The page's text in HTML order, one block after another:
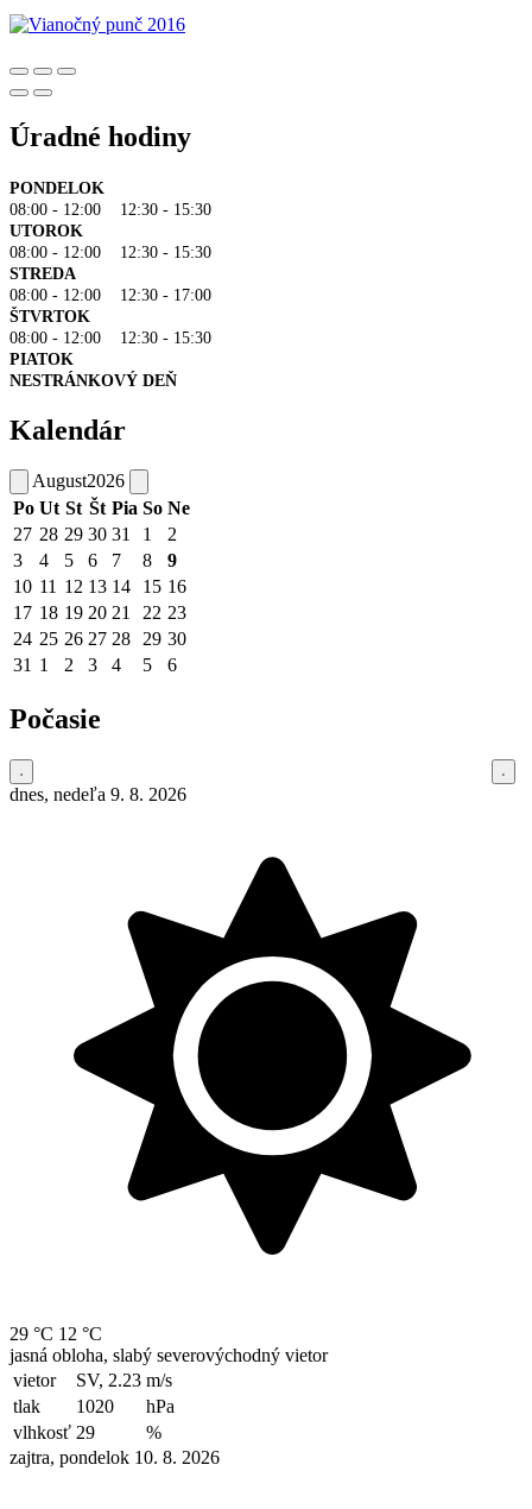
Úradné hodiny
PONDELOK
08:00 - 12:00 12:30 - 15:30
UTOROK
08:00 - 12:00 12:30 - 15:30
STREDA
08:00 - 12:00 12:30 - 17:00
ŠTVRTOK
08:00 - 12:00 12:30 - 15:30
PIATOK
NESTRÁNKOVÝ DEŇ
Kalendár
August2026
Po Ut St Št Pia So Ne
27 28 29 30 31 1
2
3
4 5 6 7 8
9
10 11 12 13 14 15 16
17 18 19 20 21 22 23
24 25 26 27 28 29 30
31 1 2 3 4 5 6
Počasie
dnes, nedeľa 9. 8. 2026
29 °C 12 °C
jasná obloha, slabý severovýchodný vietor
vietor
SV, 2.23 m/s
tlak
1020
hPa
vlhkosť 29
%
zajtra, pondelok 10. 8. 2026